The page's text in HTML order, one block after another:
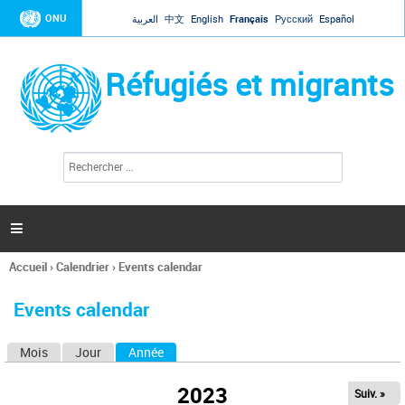
Jump to navigation
ONU العربية 中文 English Français Русский Español
Réfugiés et migrants
l
c
h
e

Vous
ici
Accueil›Calendrier› Events calendar
Events calendar
Mois Jour Année
2023 Suiv. »